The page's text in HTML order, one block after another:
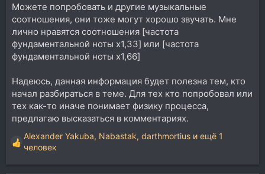
Можете попробовать и другие музыкальные
соотношения, они тоже могут хорошо звучать. Мне
лично нравятся соотношения [частота
фундаментальной ноты x1,33] или [частота
фундаментальной ноты x1,66]
Надеюсь, данная информация будет полезна тем, кто
начал разбираться в теме. Для тех кто попробовал или
тех как-то иначе понимает физику процесса,
предлагаю высказаться в комментариях.
Р
Alexander Yakuba, Nabastak, darthmortius и ещё 1
человек